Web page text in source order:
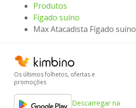
Produtos
Fígado suíno
Max Atacadista Fígado suíno
Os últimos folhetos, ofertas e
promoções
Descarregar na